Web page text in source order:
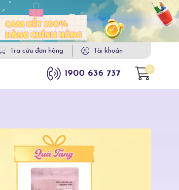
Tra cứu đơn hàng Tài khoản
1900 636 737 0